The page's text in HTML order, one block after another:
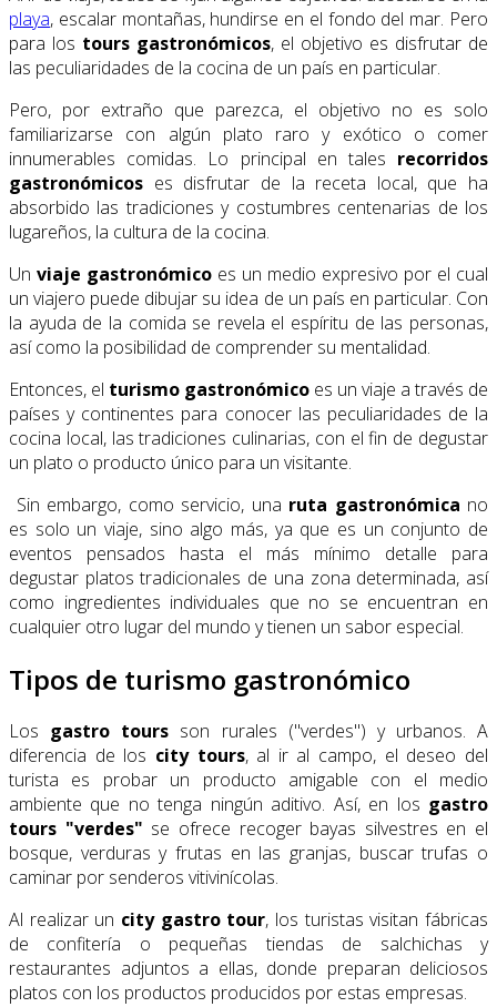
playa, escalar montañas, hundirse en el fondo del mar. Pero
para los tours gastronómicos, el objetivo es disfrutar de
las peculiaridades de la cocina de un país en particular.
Pero, por extraño que parezca, el objetivo no es solo
familiarizarse con algún plato raro y exótico o comer
innumerables comidas. Lo principal en tales recorridos
gastronómicos es disfrutar de la receta local, que ha
absorbido las tradiciones y costumbres centenarias de los
lugareños, la cultura de la cocina.
Un viaje gastronómico es un medio expresivo por el cual
un viajero puede dibujar su idea de un país en particular. Con
la ayuda de la comida se revela el espíritu de las personas,
así como la posibilidad de comprender su mentalidad.
Entonces, el turismo gastronómico es un viaje a través de
países y continentes para conocer las peculiaridades de la
cocina local, las tradiciones culinarias, con el fin de degustar
un plato o producto único para un visitante.
Sin embargo, como servicio, una ruta gastronómica no
es solo un viaje, sino algo más, ya que es un conjunto de
eventos pensados ​​hasta el más mínimo detalle para
degustar platos tradicionales de una zona determinada, así
como ingredientes individuales que no se encuentran en
cualquier otro lugar del mundo y tienen un sabor especial.
Tipos de turismo gastronómico
Los gastro tours son rurales ("verdes") y urbanos. A
diferencia de los city tours, al ir al campo, el deseo del
turista es probar un producto amigable con el medio
ambiente que no tenga ningún aditivo. Así, en los gastro
tours "verdes" se ofrece recoger bayas silvestres en el
bosque, verduras y frutas en las granjas, buscar trufas o
caminar por senderos vitivinícolas.
Al realizar un city gastro tour, los turistas visitan fábricas
de confitería o pequeñas tiendas de salchichas y
restaurantes adjuntos a ellas, donde preparan deliciosos
platos con los productos producidos por estas empresas.